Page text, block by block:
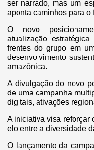
ser narrado, mas um
aponta caminhos para o
O novo
atualização
frentes do grupo em
desenvolvimento
amazônica.
A divulgação do novo
de uma campanha
digitais, ativações
A iniciativa visa reforçar
elo entre a diversidade
O lançamento da